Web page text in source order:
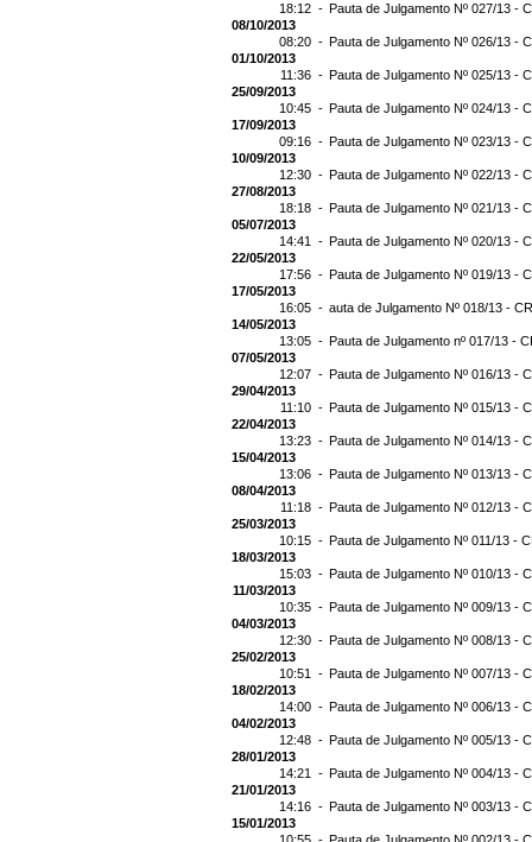
18:12 - Pauta de Julgamento Nº 027/13 -
08/10/2013
08:20 - Pauta de Julgamento Nº 026/13 -
01/10/2013
11:36 - Pauta de Julgamento Nº 025/13 -
25/09/2013
10:45 - Pauta de Julgamento Nº 024/13 -
17/09/2013
09:16 - Pauta de Julgamento Nº 023/13 -
10/09/2013
12:30 - Pauta de Julgamento Nº 022/13 -
27/08/2013
18:18 - Pauta de Julgamento Nº 021/13 -
05/07/2013
14:41 - Pauta de Julgamento Nº 020/13 -
22/05/2013
17:56 - Pauta de Julgamento Nº 019/13 -
17/05/2013
16:05 - auta de Julgamento Nº 018/13 -
14/05/2013
13:05 - Pauta de Julgamento nº 017/13 -
07/05/2013
12:07 - Pauta de Julgamento Nº 016/13 -
29/04/2013
11:10 - Pauta de Julgamento Nº 015/13 -
22/04/2013
13:23 - Pauta de Julgamento Nº 014/13 -
15/04/2013
13:06 - Pauta de Julgamento Nº 013/13 -
08/04/2013
11:18 - Pauta de Julgamento Nº 012/13 -
25/03/2013
10:15 - Pauta de Julgamento Nº 011/13 -
18/03/2013
15:03 - Pauta de Julgamento Nº 010/13 -
11/03/2013
10:35 - Pauta de Julgamento Nº 009/13 -
04/03/2013
12:30 - Pauta de Julgamento Nº 008/13 -
25/02/2013
10:51 - Pauta de Julgamento Nº 007/13 -
18/02/2013
14:00 - Pauta de Julgamento Nº 006/13 -
04/02/2013
12:48 - Pauta de Julgamento Nº 005/13 -
28/01/2013
14:21 - Pauta de Julgamento Nº 004/13 -
21/01/2013
14:16 - Pauta de Julgamento Nº 003/13 -
15/01/2013